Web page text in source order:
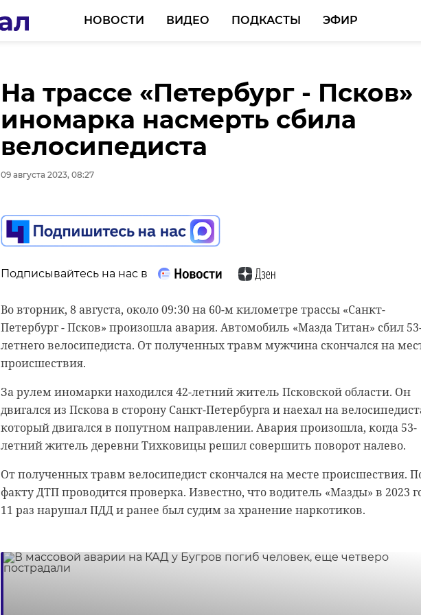
НОВОСТИ ВИДЕО ПОДКАСТЫ ЭФИР
На трассе «Петербург - Псков»
иномарка насмерть сбила
велосипедиста
09 августа 2023, 08:27
Подписывайтесь на нас в
Во вторник, 8 августа, около 09:30 на 60-м километре трассы «Санкт-
Петербург - Псков» произошла авария. Автомобиль «Мазда Титан» сбил
летнего велосипедиста. От полученных травм мужчина скончался на
происшествия.
За рулем иномарки находился 42-летний житель Псковской области. Он
двигался из Пскова в сторону Санкт-Петербурга и наехал на
который двигался в попутном направлении. Авария произошла, когда 53-
летний житель деревни Тихковицы решил совершить поворот налево.
От полученных травм велосипедист скончался на месте происшествия.
факту ДТП проводится проверка. Известно, что водитель «Мазды» в 2023
11 раз нарушал ПДД и ранее был судим за хранение наркотиков.
В среду Ленобласть окажется
на границе атмосферных
образований
09 августа 2023, 08:02
Подписывайтесь на нас в
В среду, 9 августа, в Ленинградской области ожидается переменная
облачность. В регионе обойдется без существенных осадков, однако
восточных районах пройдут кратковременные дожди, возможны грозы.
Температура воздуха составит от +21 до +26 градусов.
В Санкт-Петербурге термометры покажут от +23 до +25 градусов. В
Кингисеппе ожидается +21 градус. В Луге и Выборге синоптики обещают
+22 градусов. В Лодейном Поле воздух прогреется до +23 градусов, а в
- до +25 градусов.
Как сообщил ведущий специалист центра Фобос Михаил Леус,
синоптическая ситуация в западной части Ленинградской области будет
формироваться под влиянием гребня антициклона, а на востоке региона
В четверг, 10 августа, в Ленобласти обойдется без осадков. Температура
0:00 / 0:00
МЧС России/телеграм
Спасатель из Ленобласти
написал песню о котах-
пожарных
09 августа 2023, 07:39